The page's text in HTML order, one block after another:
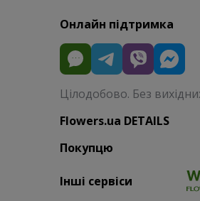
Онлайн підтримка
Цілодобово. Без
Flowers.ua DETAILS
Покупцю
Інші сервіси